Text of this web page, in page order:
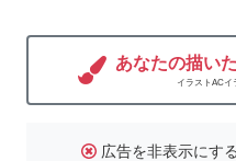
あなたの描い
イラストACイ
広告を非表示にする